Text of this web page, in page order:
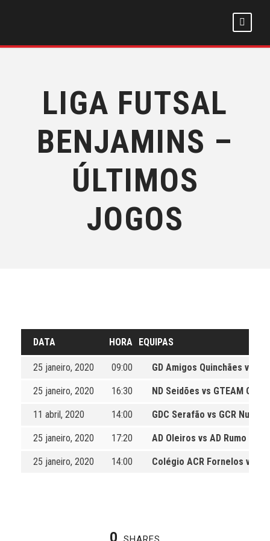
LIGA FUTSAL
BENJAMINS –
ÚLTIMOS
JOGOS
DATA HORA EQUIPAS
25 janeiro, 2020 09:00 GD Amigos Quinchães vs
25 janeiro, 2020 16:30 ND Seidões vs GTEAM
11 abril, 2020 14:00 GDC Serafão vs GCR Nun’
25 janeiro, 2020 17:20 AD Oleiros vs AD Rumo ao
25 janeiro, 2020 14:00 Colégio ACR Fornelos vs
0